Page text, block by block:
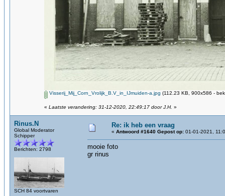
Visserij_Mij_Corn_Vrolijk_B.V_in_IJmuiden-a.jpg (112.23 KB, 900x586 -
« Laatste verandering: 31-12-2020, 22:49:17 door J.H. »
Rinus.N
Global Moderator
Schipper
Berichten: 2798
SCH 84 voortvaren
Re: ik heb een vraag
« Antwoord #1640 Gepost op: 01-01-2021,
mooie foto
gr rinus